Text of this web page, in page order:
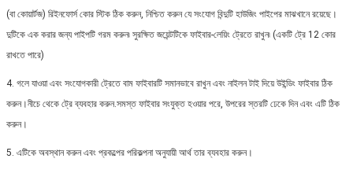
(বা কোয়ার্টজ) রিইনফোর্স কোর স্টিক ঠিক করুন, নিশ্চিত করুন যে সংযোগ বিন্দুটি হাউজিং পাইপের মাঝখানে রয়েছে।
দুটিকে এক করার জন্য পাইপটি গরম করুন৷ সুরক্ষিত জয়েন্টটিকে ফাইবার-লেয়িং ট্রেতে রাখুন৷ (একটি ট্রে 12 কোর
রাখতে পারে)
4. গলে যাওয়া এবং সংযোগকারী ট্রেতে বাম ফাইবারটি সমানভাবে রাখুন এবং নাইলন টাই দিয়ে উইন্ডিং ফাইবার ঠিক
করুন।নীচে থেকে ট্রে ব্যবহার করুন.সমস্ত ফাইবার সংযুক্ত হওয়ার পরে, উপরের স্তরটি ঢেকে দিন এবং এটি ঠিক
করুন।
5. এটিকে অবস্থান করুন এবং প্রকল্পের পরিকল্পনা অনুযায়ী আর্থ তার ব্যবহার করুন।